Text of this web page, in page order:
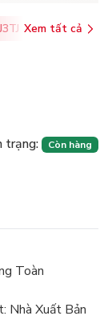
Xem tất cả
trạng: Còn hàng
Toàn
Nhà Xuất Bản